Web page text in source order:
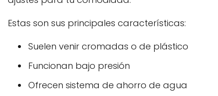
Estas son sus principales características:
Suelen venir cromadas o de plástico
Funcionan bajo presión
Ofrecen sistema de ahorro de agua